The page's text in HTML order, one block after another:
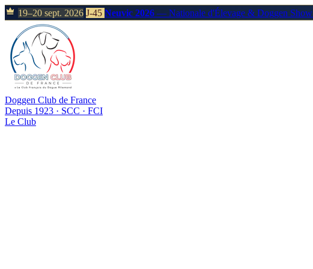
19–20 sept. 2026 J-45 Neuvic 2026 — Nationale d'Élevage & Doggen Show
Doggen Club de France
Depuis 1923 · SCC · FCI
Le Club